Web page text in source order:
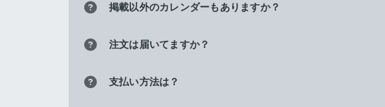
掲載以外のカレンダーもありますか？
注文は届いてますか？
支払い方法は？